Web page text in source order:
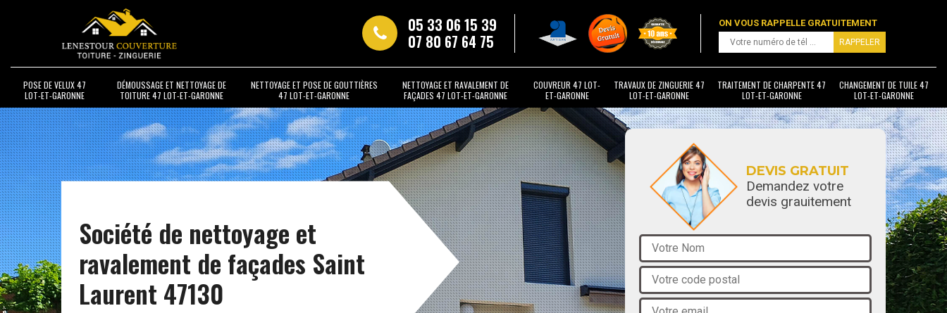
05 33 06 15 39
07 80 67 64 75
ON VOUS RAPPELLE GRATUITEMENT
POSE DE VELUX 47
LOT-ET-GARONNE
DÉMOUSSAGE ET NETTOYAGE DE
TOITURE 47 LOT-ET-GARONNE
NETTOYAGE ET POSE DE GOUTTIÈRES
47 LOT-ET-GARONNE
NETTOYAGE ET RAVALEMENT DE
FAÇADES 47 LOT-ET-GARONNE
COUVREUR 47 LOT-
ET-GARONNE
TRAVAUX DE ZINGUERIE 47
LOT-ET-GARONNE
TRAITEMENT DE CHARPENTE 47
LOT-ET-GARONNE
CHANGEMENT DE TUILE 47
LOT-ET-GARONNE
Société de nettoyage et
ravalement de façades Saint
Laurent 47130
DEVIS GRATUIT
Demandez votre
devis grauitement